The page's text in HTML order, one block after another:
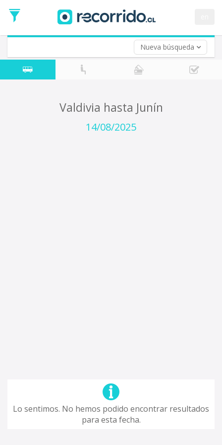
Nueva búsqueda
de
Ida
Vuelta (opcional)
Fecha
de
Valdivia hasta Junín
14/08/2025
Lo sentimos. No hemos podido encontrar resultados
para esta fecha.